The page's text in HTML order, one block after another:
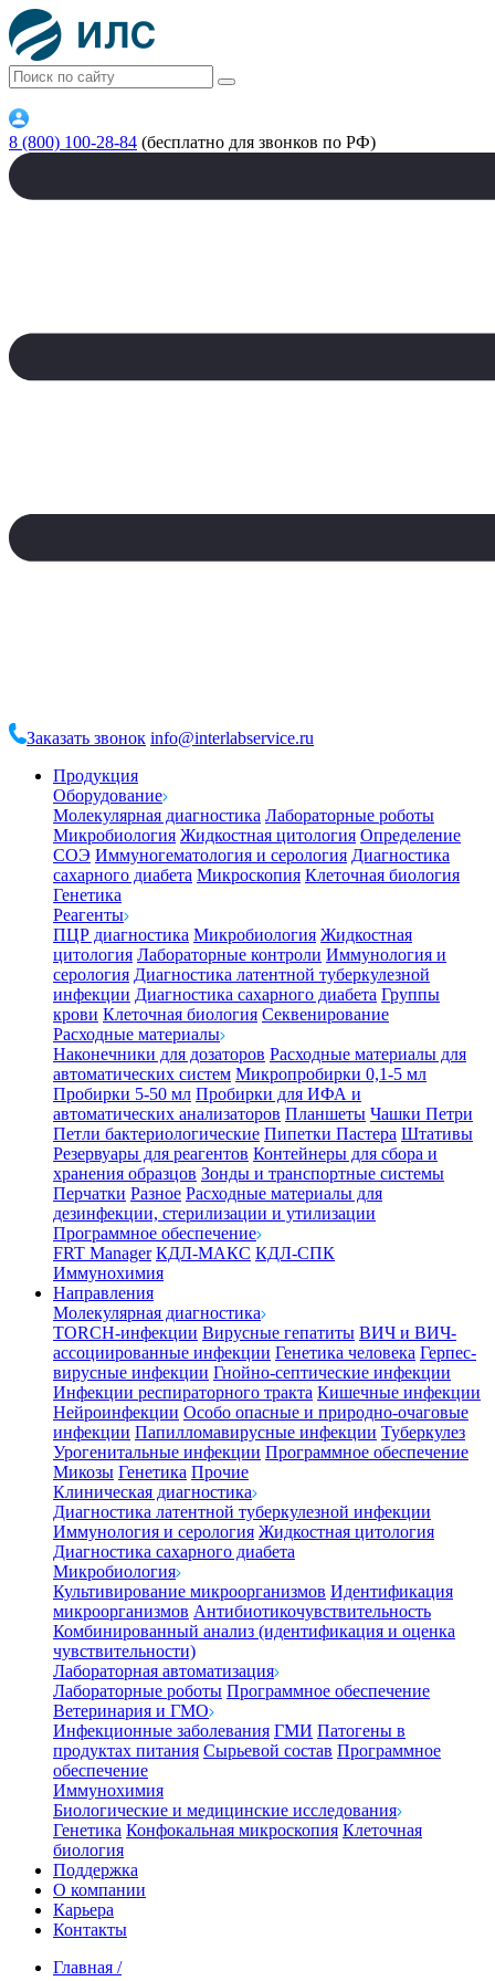
8 (800) 100-28-84 (бесплатно для звонков по РФ)
Заказать звонок info@interlabservice.ru
Продукция
Оборудование
Молекулярная диагностика Лабораторные роботы
Микробиология Жидкостная цитология Определение
СОЭ Иммуногематология и серология Диагностика
сахарного диабета Микроскопия Клеточная биология
Генетика
Реагенты
ПЦР диагностика Микробиология Жидкостная
цитология Лабораторные контроли Иммунология и
серология Диагностика латентной туберкулезной
инфекции Диагностика сахарного диабета Группы
крови Клеточная биология Секвенирование
Расходные материалы
Наконечники для дозаторов Расходные материалы для
автоматических систем Микропробирки 0,1-5 мл
Пробирки 5-50 мл Пробирки для ИФА и
автоматических анализаторов Планшеты Чашки Петри
Петли бактериологические Пипетки Пастера Штативы
Резервуары для реагентов Контейнеры для сбора и
хранения образцов Зонды и транспортные системы
Перчатки Разное Расходные материалы для
дезинфекции, стерилизации и утилизации
Программное обеспечение
FRT Manager КДЛ-МАКС КДЛ-СПК
Иммунохимия
Направления
Молекулярная диагностика
TORCH-инфекции Вирусные гепатиты ВИЧ и ВИЧ-
ассоциированные инфекции Генетика человека Герпес-
вирусные инфекции Гнойно-септические инфекции
Инфекции респираторного тракта Кишечные инфекции
Нейроинфекции Особо опасные и природно-очаговые
инфекции Папилломавирусные инфекции Туберкулез
Урогенитальные инфекции Программное обеспечение
Микозы Генетика Прочие
Клиническая диагностика
Диагностика латентной туберкулезной инфекции
Иммунология и серология Жидкостная цитология
Диагностика сахарного диабета
Микробиология
Культивирование микроорганизмов Идентификация
микроорганизмов Антибиотикочувствительность
Комбинированный анализ (идентификация и оценка
чувствительности)
Лабораторная автоматизация
Лабораторные роботы Программное обеспечение
Ветеринария и ГМО
Инфекционные заболевания ГМИ Патогены в
продуктах питания Сырьевой состав Программное
обеспечение
Иммунохимия
Биологические и медицинские исследования
Генетика Конфокальная микроскопия Клеточная
биология
Поддержка
О компании
Карьера
Контакты
Главная /